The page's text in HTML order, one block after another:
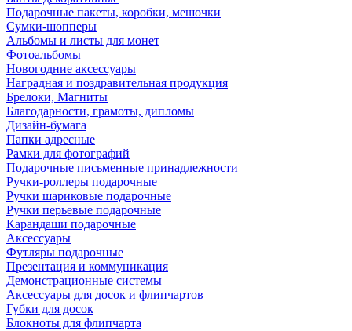
Подарочные пакеты, коробки, мешочки
Сумки-шопперы
Альбомы и листы для монет
Фотоальбомы
Новогодние аксессуары
Наградная и поздравительная продукция
Брелоки, Магниты
Благодарности, грамоты, дипломы
Дизайн-бумага
Папки адресные
Рамки для фотографий
Подарочные письменные принадлежности
Ручки-роллеры подарочные
Ручки шариковые подарочные
Ручки перьевые подарочные
Карандаши подарочные
Аксессуары
Футляры подарочные
Презентация и коммуникация
Демонстрационные системы
Аксессуары для досок и флипчартов
Губки для досок
Блокноты для флипчарта